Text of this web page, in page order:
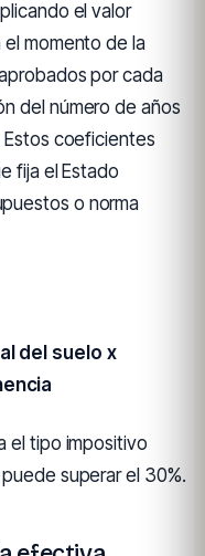
el valor
momento de la
por cada
del número de años
Estos coeficientes
fija el Estado
o norma
del suelo x
el tipo impositivo
superar el 30%.